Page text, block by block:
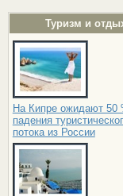
Туризм и
На Кипре ожидают 50
падения
потока из России